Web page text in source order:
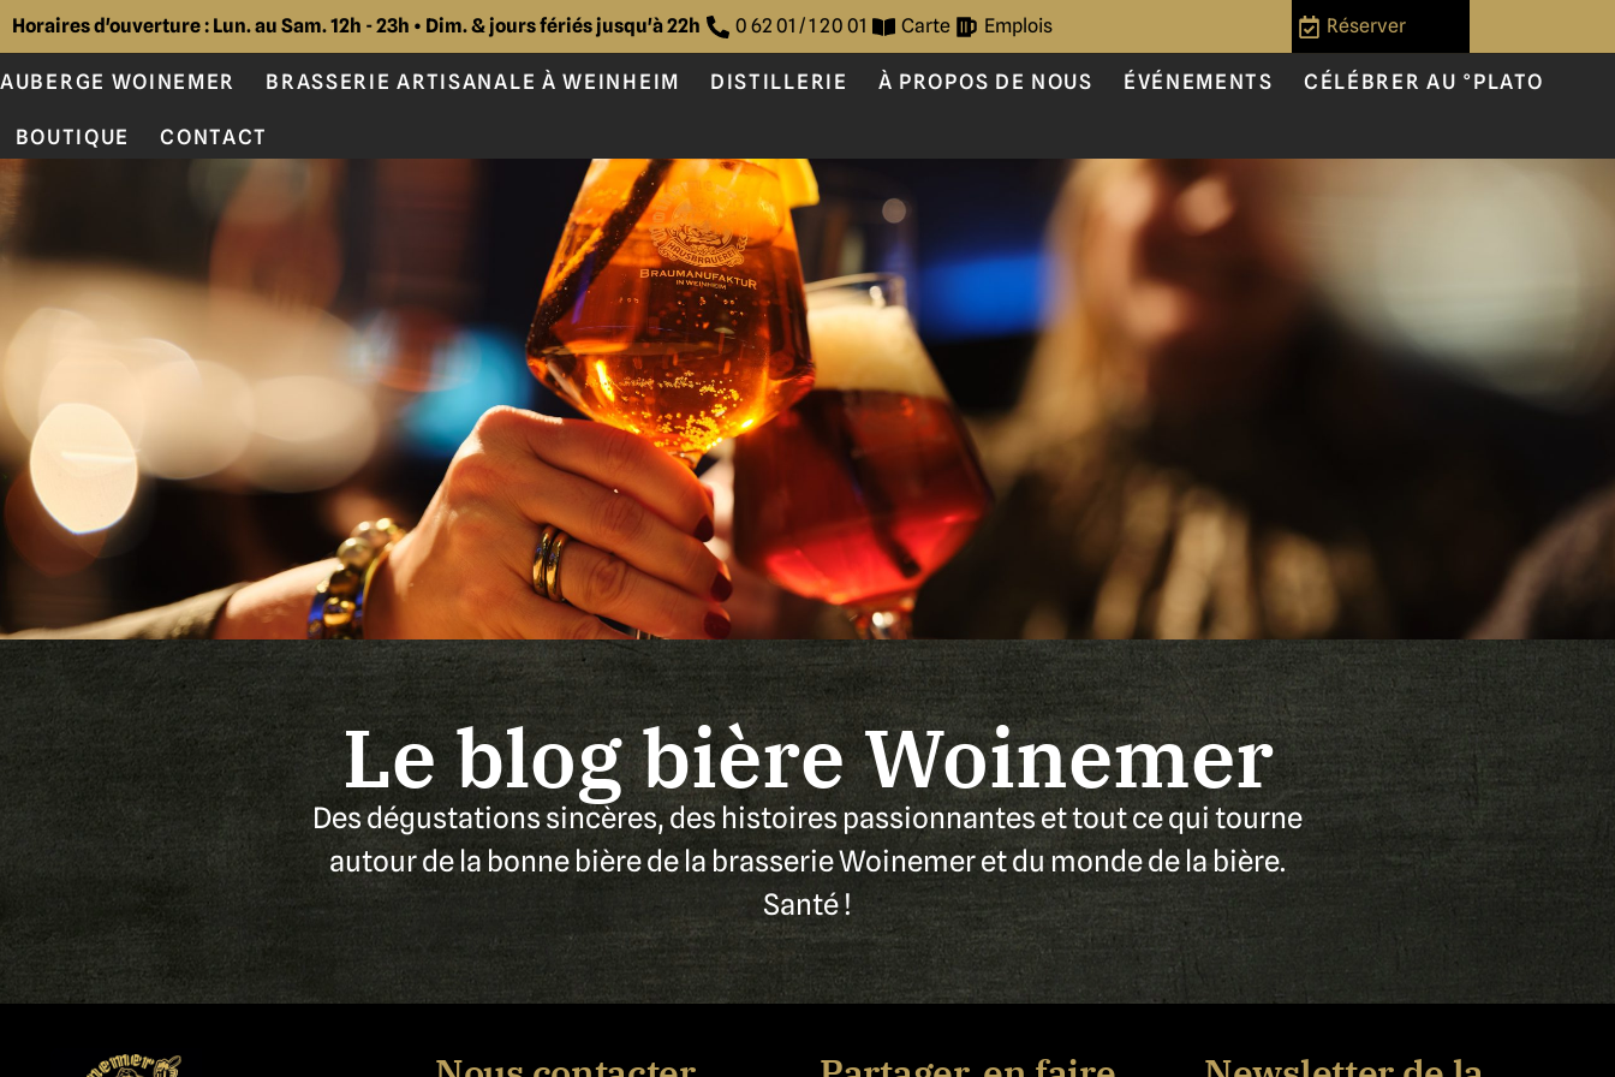
Horaires d'ouverture : Lun. au Sam. 12h - 23h • Dim. & jours fériés jusqu'à 22h 0 62 01 / 1 20 01 Carte Emplois Réserver
AUBERGE WOINEMER BRASSERIE ARTISANALE À WEINHEIM DISTILLERIE À PROPOS DE NOUS ÉVÉNEMENTS CÉLÉBRER AU °PLATO
BOUTIQUE CONTACT
Le blog bière Woinemer
Des dégustations sincères, des histoires passionnantes et tout ce qui tourne
autour de la bonne bière de la brasserie Woinemer et du monde de la bière.
Santé !